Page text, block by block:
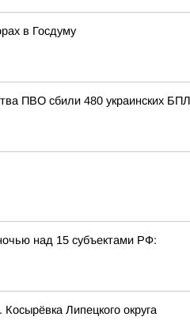
в Госдуму
ПВО сбили 480 украинских
над 15 субъектами РФ:
Липецкого округа